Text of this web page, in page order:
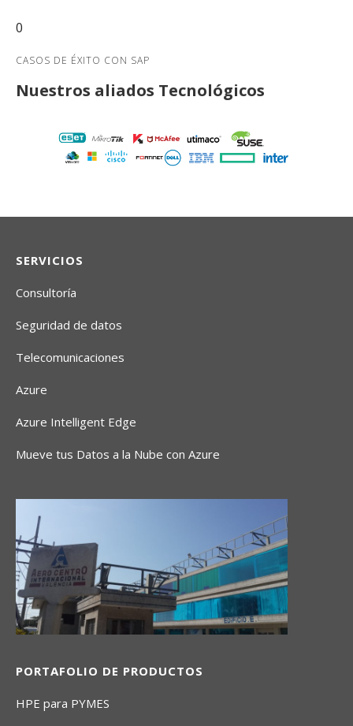
0
CASOS DE ÉXITO CON SAP
Nuestros aliados Tecnológicos
SERVICIOS
Consultoría
Seguridad de datos
Telecomunicaciones
Azure
Azure Intelligent Edge
Mueve tus Datos a la Nube con Azure
PORTAFOLIO DE PRODUCTOS
HPE para PYMES